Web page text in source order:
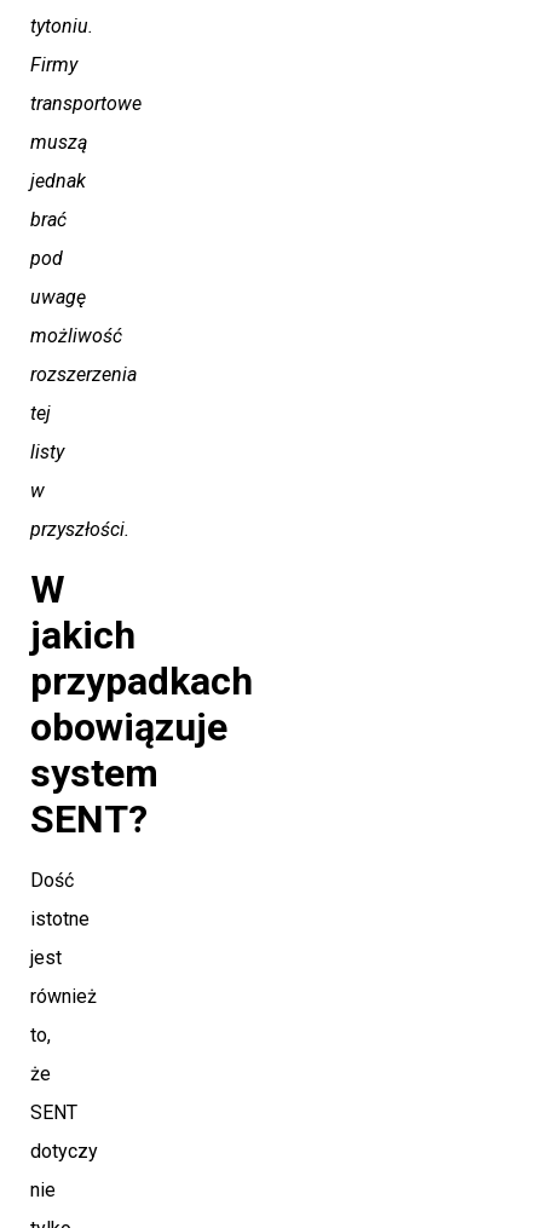
tytoniu.
Firmy
transportowe
muszą
jednak
brać
pod
uwagę
możliwość
rozszerzenia
tej
listy
w
przyszłości.
W
jakich
przypadkach
obowiązuje
system
SENT?
Dość
istotne
jest
również
to,
że
SENT
dotyczy
nie